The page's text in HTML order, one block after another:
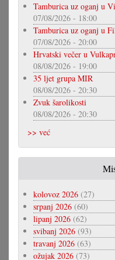
Tamburica uz oganj u
07/08/2026 - 18:00
Tamburica uz oganj u
07/08/2026 - 20:00
Hrvatski večer u
08/08/2026 - 19:00
35 ljet grupa MIR
08/08/2026 - 20:30
Zvuk šarolikosti
08/08/2026 - 20:30
>> već
kolovoz 2026 (27)
srpanj 2026 (60)
lipanj 2026 (62)
svibanj 2026 (93)
travanj 2026 (63)
ožujak 2026 (73)